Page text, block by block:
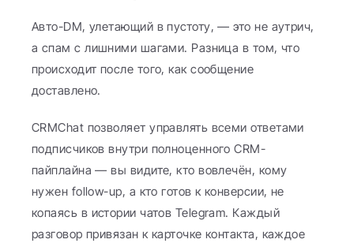
Авто-DM, улетающий в пустоту, — это не аутрич,
а спам с лишними шагами. Разница в том, что
происходит после того, как сообщение
доставлено.
CRMChat позволяет управлять всеми ответами
подписчиков внутри полноценного CRM-
пайплайна — вы видите, кто вовлечён, кому
нужен follow-up, а кто готов к конверсии, не
копаясь в истории чатов Telegram. Каждый
разговор привязан к карточке контакта, каждое